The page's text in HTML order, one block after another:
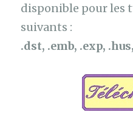
disponible pour les
suivants :
.dst, .emb, .exp,